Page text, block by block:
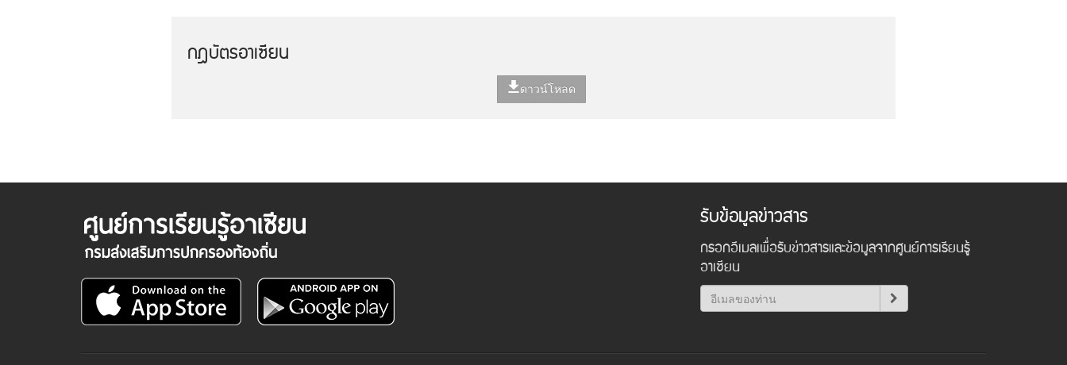
กฎบัตรอาเซียน
ดาวน์โหลด
รับข้อมูลข่าวสาร
กรอกอีเมลเพื่อรับข่าวสารและข้อมูลจากศูนย์การเรียนรู้
อาเซียน